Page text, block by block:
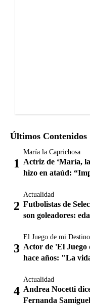
Últimos Contenidos
María la Caprichosa
Actriz de ‘María,
hizo en ataúd:
Actualidad
Futbolistas de
son goleadores:
El Juego de mi Destino
Actor de 'El Juego
hace años: "La
Actualidad
Andrea Nocetti
Fernanda